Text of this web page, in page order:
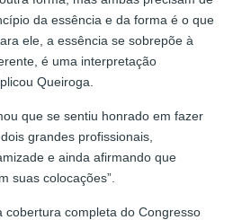
da essência e da forma é o que
ele, a essência se sobrepõe à
é uma interpretação
Queiroga.
que se sentiu honrado em fazer
grandes profissionais,
e ainda afirmando que
suas colocações”.
cobertura completa do Congresso